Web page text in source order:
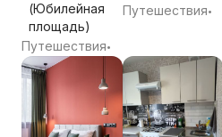
(Юбилейная
площадь)
Путешествия•
Путешествия•